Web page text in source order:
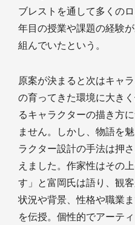
ブレストを通して多くの
年目の授業や課題の経験
組んでいたという。
原案が決まると次はキャ
の育ってきた環境に大き
るキャラクターの描き方
ません。しかし、物語を
ラクター設計の手法は押
えました。作家性はその
す」と富岡氏は語り、観
状況や背景、性格や職業
を伝授。個性的でアーテ